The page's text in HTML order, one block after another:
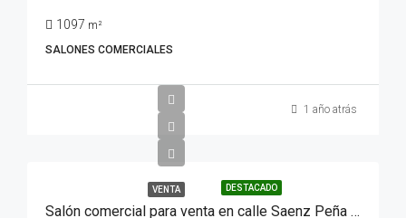
1097 m²
SALONES COMERCIALES
1 año atrás
DESTACADO
VENTA
Salón comercial para venta en calle Saenz Peña N° 963 de la ciudad de Rio Colorado, Provincia de Rio Negro.